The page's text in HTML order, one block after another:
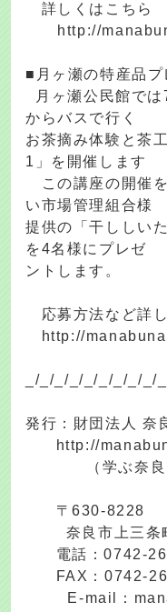
詳しくはこちら
http://
■月ヶ瀬の特産品プ
月ヶ瀬公民館では
からバスで行く
お茶摘み体験と茶
1」を開催します
この講座の開催
い市場管理組合様
提供の「干ししい
を4名様にプレゼ
ントします。
応募方法など詳
http://
_/_/_/_/_/_/_/_/
発行：財団法人 奈
http://
（学ぶ奈良
〒630-8228
奈良市上三条町
電話：0742-
FAX：0742-
E-mail：